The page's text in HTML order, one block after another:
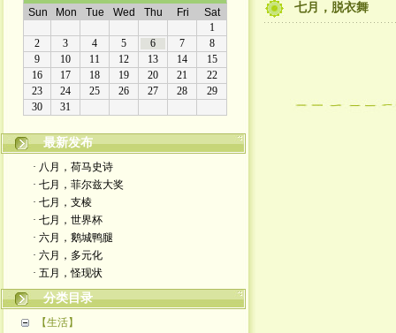
最新发布
· 八月，荷马史诗
· 七月，菲尔兹大奖
· 七月，支棱
· 七月，世界杯
· 六月，鹅城鸭腿
· 六月，多元化
· 五月，怪现状
分类目录
【生活】
七月，脱衣舞